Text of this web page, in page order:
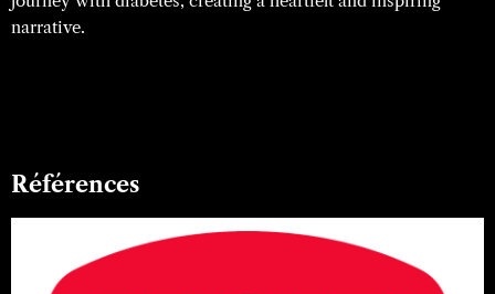
narrative.
Références